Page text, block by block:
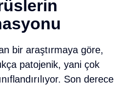
bir araştırmaya göre,
patojenik, yani çok
Son derece